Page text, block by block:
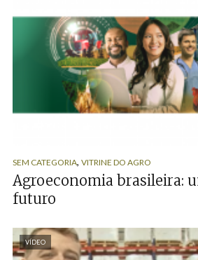
SEM CATEGORIA, VITRINE DO AGRO
Agroeconomia brasileira:
futuro
VÍDEO